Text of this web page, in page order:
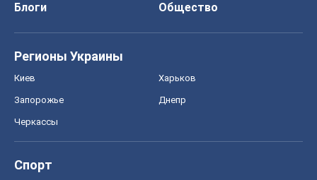
Блоги
Общество
Регионы Украины
Киев Харьков
Запорожье Днепр
Черкассы
Спорт